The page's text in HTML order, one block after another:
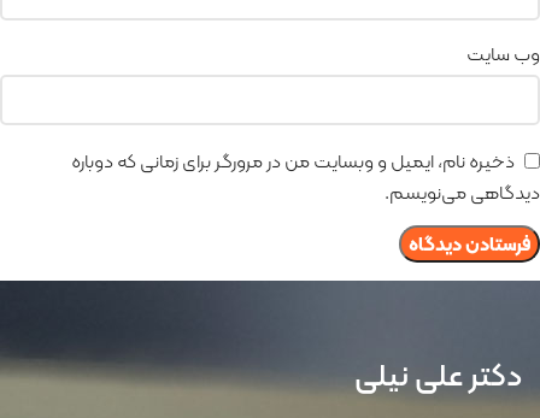
وب‌ سایت
ذخیره نام، ایمیل و وبسایت من در مرورگر برای زمانی که دوباره
دیدگاهی می‌نویسم.
دکتر علی نیلی